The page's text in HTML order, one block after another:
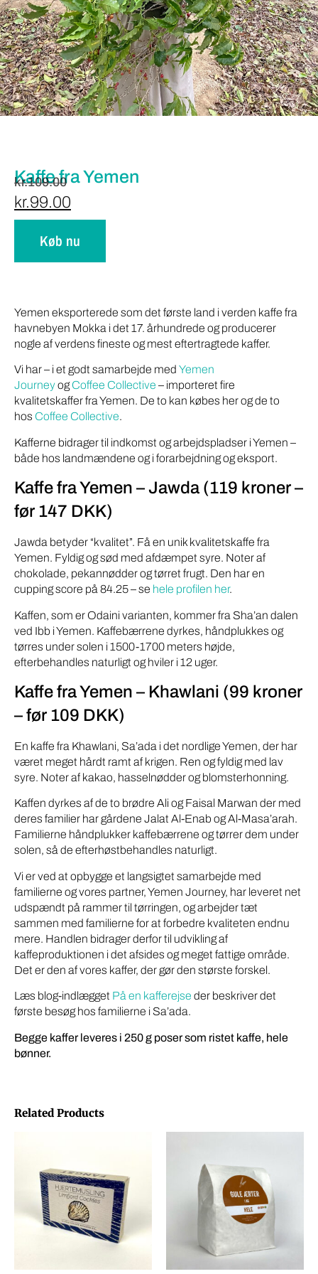
Kaffe fra Yemen
kr.109.00
kr.99.00
Køb nu
Yemen eksporterede som det første land i verden kaffe fra
havnebyen Mokka i det 17. århundrede og producerer
nogle af verdens fineste og mest eftertragtede kaffer.
Vi har – i et godt samarbejde med Yemen
JourneyogCoffee Collective – importeret fire
kvalitetskaffer fra Yemen. De to kan købes her og de to
hos Coffee Collective.
Kafferne bidrager til indkomst og arbejdspladser i Yemen –
både hos landmændene og i forarbejdning og eksport.
Kaffe fra Yemen – Jawda (119 kroner –
før 147 DKK)
Jawda betyder “kvalitet”. Få en unik kvalitetskaffe fra
Yemen. Fyldig og sød med afdæmpet syre. Noter af
chokolade, pekannødder og tørret frugt. Den har en
cupping score på 84.25 – se hele profilen her.
Kaffen, som er Odaini varianten, kommer fra Sha’an dalen
ved Ibb i Yemen. Kaffebærrene dyrkes, håndplukkes og
tørres under solen i 1500-1700 meters højde,
efterbehandles naturligt og hviler i 12 uger.
Kaffe fra Yemen – Khawlani (99 kroner
– før 109 DKK)
En kaffe fra Khawlani, Sa’ada i det nordlige Yemen, der har
været meget hårdt ramt af krigen. Ren og fyldig med lav
syre. Noter af kakao, hasselnødder og blomsterhonning.
Kaffen dyrkes af de to brødre Ali og Faisal Marwan der med
deres familier har gårdene Jalat Al-Enab og Al-Masa’arah.
Familierne håndplukker kaffebærrene og tørrer dem under
solen, så de efterhøstbehandles naturligt.
Vi er ved at opbygge et langsigtet samarbejde med
familierne og vores partner, Yemen Journey, har leveret net
udspændt på rammer til tørringen, og arbejder tæt
sammen med familierne for at forbedre kvaliteten endnu
mere. Handlen bidrager derfor til udvikling af
kaffeproduktionen i det afsides og meget fattige område.
Det er den af vores kaffer, der gør den største forskel.
Læs blog-indlægget På en kafferejse der beskriver det
første besøg hos familierne i Sa’ada.
Begge kaffer leveres i 250 g poser som ristet kaffe, hele
bønner.
Related Products